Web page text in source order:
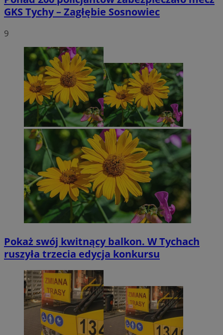
GKS Tychy – Zagłębie Sosnowiec
9
Pokaż swój kwitnący balkon. W Tychach
ruszyła trzecia edycja konkursu